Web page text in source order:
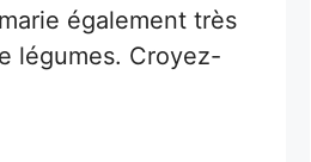
également très
légumes. Croyez-